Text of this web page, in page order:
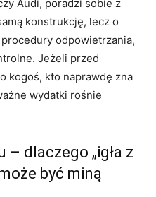
Audi, poradzi sobie z
konstrukcję, lecz o
odpowietrzania,
Jeżeli przed
kogoś, kto naprawdę zna
wydatki rośnie
– dlaczego „igła z
być miną